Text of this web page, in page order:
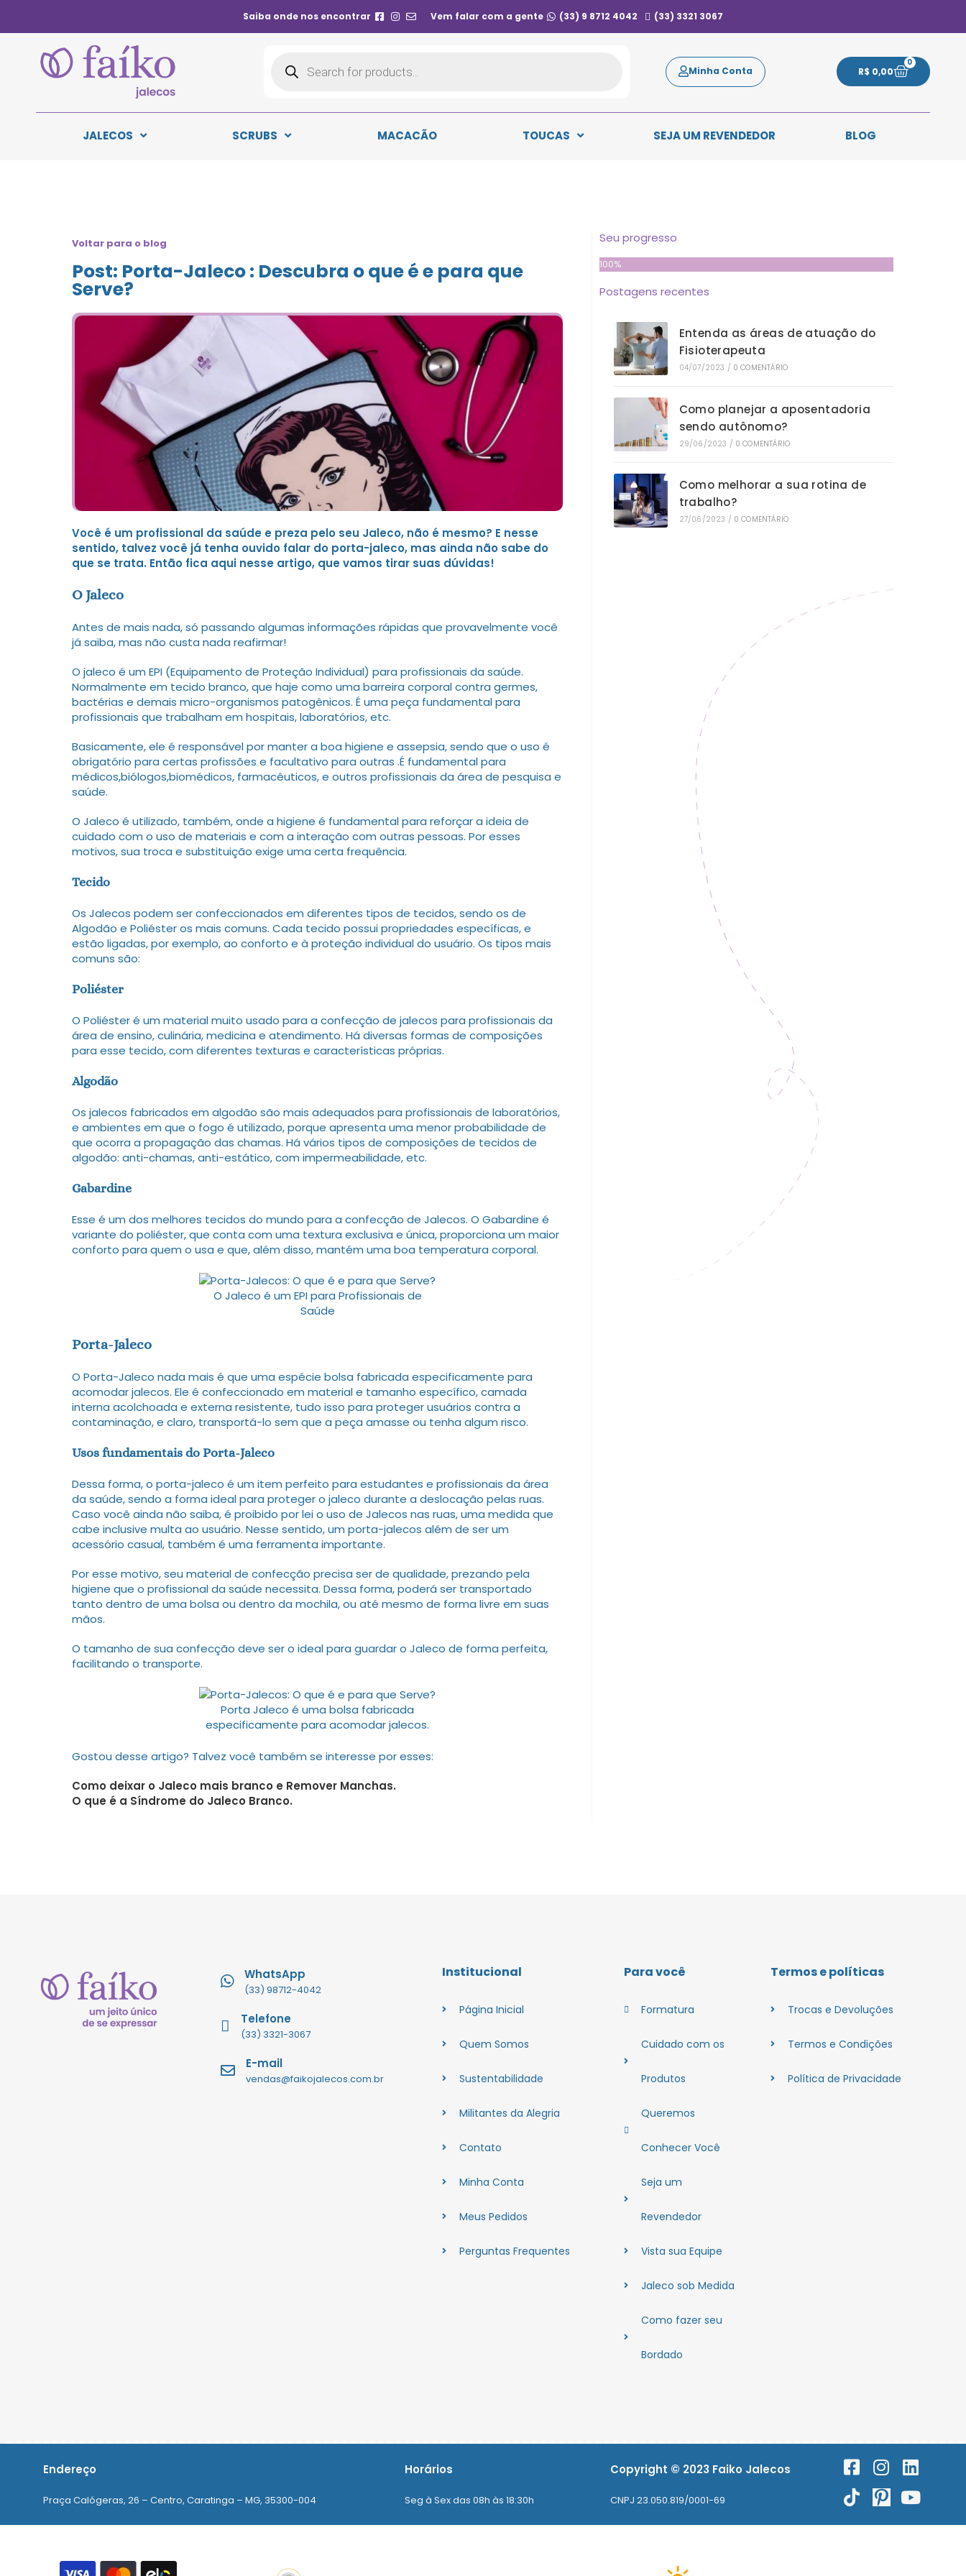
Saiba onde nos encontrar Vem falar com a gente (33) 9 8712 4042 (33) 3321 3067
Minha Conta R$ 0,00
0
JALECOS SCRUBS MACACÃO TOUCAS SEJA UM REVENDEDOR BLOG
Voltar para o blog
Post: Porta-Jaleco : Descubra o que é e para que
Serve?
Você é um profissional da saúde e preza pelo seu Jaleco, não é mesmo? E nesse
sentido, talvez você já tenha ouvido falar do porta-jaleco, mas ainda não sabe do
que se trata. Então fica aqui nesse artigo, que vamos tirar suas dúvidas!
O Jaleco
Antes de mais nada, só passando algumas informações rápidas que provavelmente você
já saiba, mas não custa nada reafirmar!
O jaleco é um EPI (Equipamento de Proteção Individual) para profissionais da saúde.
Normalmente em tecido branco, que haje como uma barreira corporal contra germes,
bactérias e demais micro-organismos patogênicos. É uma peça fundamental para
profissionais que trabalham em hospitais, laboratórios, etc.
Basicamente, ele é responsável por manter a boa higiene e assepsia, sendo que o uso é
obrigatório para certas profissões e facultativo para outras .É fundamental para
médicos,biólogos,biomédicos, farmacêuticos, e outros profissionais da área de pesquisa e
saúde.
O Jaleco é utilizado, também, onde a higiene é fundamental para reforçar a ideia de
cuidado com o uso de materiais e com a interação com outras pessoas. Por esses
motivos, sua troca e substituição exige uma certa frequência.
Tecido
Os Jalecos podem ser confeccionados em diferentes tipos de tecidos, sendo os de
Algodão e Poliéster os mais comuns. Cada tecido possui propriedades específicas, e
estão ligadas, por exemplo, ao conforto e à proteção individual do usuário. Os tipos mais
comuns são:
Poliéster
O Poliéster é um material muito usado para a confecção de jalecos para profissionais da
área de ensino, culinária, medicina e atendimento. Há diversas formas de composições
para esse tecido, com diferentes texturas e características próprias.
Algodão
Os jalecos fabricados em algodão são mais adequados para profissionais de laboratórios,
e ambientes em que o fogo é utilizado, porque apresenta uma menor probabilidade de
que ocorra a propagação das chamas. Há vários tipos de composições de tecidos de
algodão: anti-chamas, anti-estático, com impermeabilidade, etc.
Gabardine
Esse é um dos melhores tecidos do mundo para a confecção de Jalecos. O Gabardine é
variante do poliéster, que conta com uma textura exclusiva e única, proporciona um maior
conforto para quem o usa e que, além disso, mantém uma boa temperatura corporal.
O Jaleco é um EPI para Profissionais de
Saúde
Porta-Jaleco
O Porta-Jaleco nada mais é que uma espécie bolsa fabricada especificamente para
acomodar jalecos. Ele é confeccionado em material e tamanho específico, camada
interna acolchoada e externa resistente, tudo isso para proteger usuários contra a
contaminação, e claro, transportá-lo sem que a peça amasse ou tenha algum risco.
Usos fundamentais do Porta-Jaleco
Dessa forma, o porta-jaleco é um item perfeito para estudantes e profissionais da área
da saúde, sendo a forma ideal para proteger o jaleco durante a deslocação pelas ruas.
Caso você ainda não saiba, é proibido por lei o uso de Jalecos nas ruas, uma medida que
cabe inclusive multa ao usuário. Nesse sentido, um porta-jalecos além de ser um
acessório casual, também é uma ferramenta importante.
Por esse motivo, seu material de confecção precisa ser de qualidade, prezando pela
higiene que o profissional da saúde necessita. Dessa forma, poderá ser transportado
tanto dentro de uma bolsa ou dentro da mochila, ou até mesmo de forma livre em suas
mãos.
O tamanho de sua confecção deve ser o ideal para guardar o Jaleco de forma perfeita,
facilitando o transporte.
Porta Jaleco é uma bolsa fabricada
especificamente para acomodar jalecos.
Gostou desse artigo? Talvez você também se interesse por esses:
Como deixar o Jaleco mais branco e Remover Manchas.
O que é a Síndrome do Jaleco Branco.
Seu progresso
100%
Postagens recentes
Entenda as áreas de atuação do
Fisioterapeuta
04/07/2023 / 0 COMENTÁRIO
Como planejar a aposentadoria
sendo autônomo?
29/06/2023 / 0 COMENTÁRIO
Como melhorar a sua rotina de
trabalho?
27/06/2023 / 0 COMENTÁRIO
WhatsApp
(33) 98712-4042
Telefone
(33) 3321-3067
E-mail
vendas@faikojalecos.com.br
Institucional
Página Inicial
Quem Somos
Sustentabilidade
Militantes da Alegria
Contato
Minha Conta
Meus Pedidos
Perguntas Frequentes
Para você
Formatura
Cuidado com os
Produtos
Queremos
Conhecer Você
Seja um
Revendedor
Vista sua Equipe
Jaleco sob Medida
Como fazer seu
Bordado
Termos e políticas
Trocas e Devoluções
Termos e Condições
Política de Privacidade
Endereço
Praça Calógeras, 26 – Centro, Caratinga – MG, 35300-004
Horários
Seg à Sex das 08h às 18:30h
Copyright © 2023 Faiko Jalecos
CNPJ 23.050.819/0001-69